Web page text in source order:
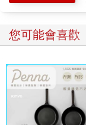
您可能會喜歡